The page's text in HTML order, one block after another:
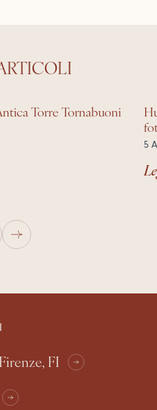
Torre Tornabuoni
5
FI